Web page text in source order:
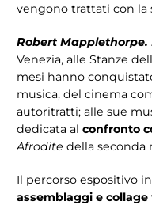
vengono trattati con la
Robert
Venezia, alle Stanze
mesi hanno
musica, del cinema
autoritratti; alle sue
dedicata al confronto
Afrodite della seconda
Il percorso espositivo
assemblaggi e